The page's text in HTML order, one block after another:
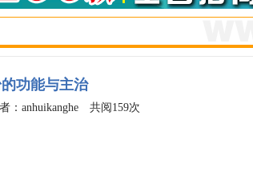
功能与主治
：anhuikanghe 共阅159次